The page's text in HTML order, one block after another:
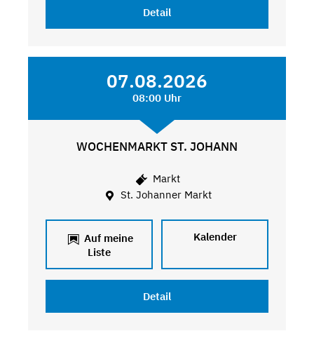
Detail
07.08.2026
08:00 Uhr
WOCHENMARKT ST. JOHANN
Markt
St. Johanner Markt
Auf meine
Liste
Kalender
Detail